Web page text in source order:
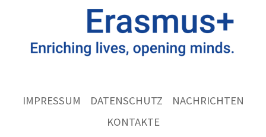
IMPRESSUM DATENSCHUTZ
NACHRICHTEN
KONTAKTE